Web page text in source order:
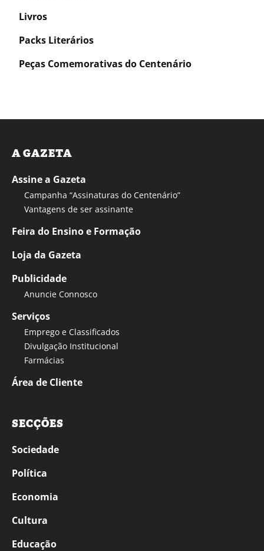
Livros
Packs Literários
Peças Comemorativas do Centenário
A GAZETA
Assine a Gazeta
Campanha “Assinaturas do Centenário”
Vantagens de ser assinante
Feira do Ensino e Formação
Loja da Gazeta
Publicidade
Anuncie Connosco
Serviços
Emprego e Classificados
Divulgação Institucional
Farmácias
Área de Cliente
SECÇÕES
Sociedade
Política
Economia
Cultura
Educação